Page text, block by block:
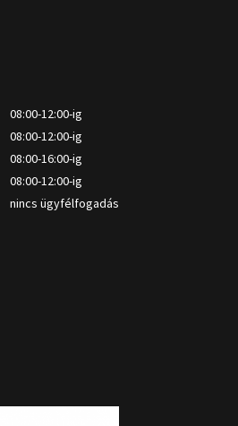
08:00-12:00-ig
08:00-12:00-ig
08:00-16:00-ig
08:00-12:00-ig
nincs ügyfélfogadás